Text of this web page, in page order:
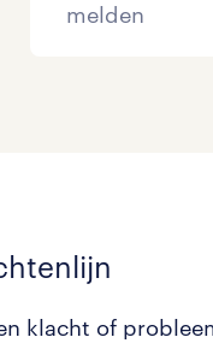
melden
klacht of